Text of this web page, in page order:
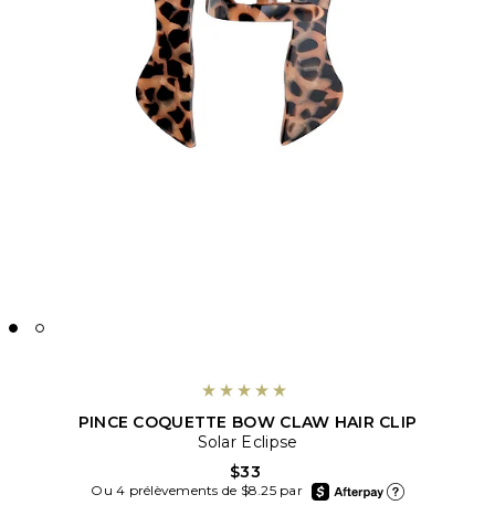
PINCE COQUETTE BOW CLAW HAIR CLIP
Solar Eclipse
$33
Ou 4 prélèvements de $8.25 par
afterpay